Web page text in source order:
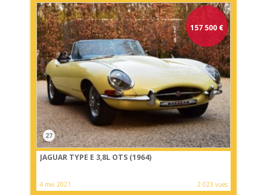
157 500€
27
JAGUAR TYPE E 3,8L OTS (1964)
4 mai 2021 2 023 vues